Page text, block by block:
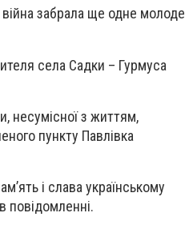
забрала ще одне молоде
села Садки – Гурмуса
несумісної з життям,
пункту Павлівка
і слава українському
повідомленні.